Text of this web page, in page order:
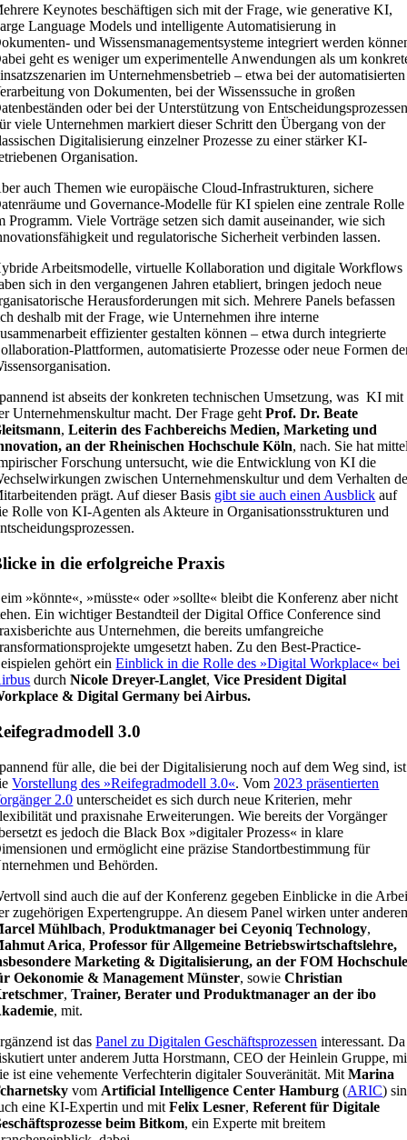
Keynotes beschäftigen sich mit der Frage, wie generative KI,
Language Models und intelligente Automatisierung in
und Wissensmanagementsysteme integriert werden
geht es weniger um experimentelle Anwendungen als um
im Unternehmensbetrieb – etwa bei der automatisierten
von Dokumenten, bei der Wissenssuche in großen
oder bei der Unterstützung von
viele Unternehmen markiert dieser Schritt den Übergang von der
Digitalisierung einzelner Prozesse zu einer stärker KI-
Organisation.
auch Themen wie europäische Cloud-Infrastrukturen, sichere
und Governance-Modelle für KI spielen eine zentrale Rolle
Programm. Viele Vorträge setzen sich damit auseinander, wie sich
und regulatorische Sicherheit verbinden lassen.
Arbeitsmodelle, virtuelle Kollaboration und digitale Workflows
sich in den vergangenen Jahren etabliert, bringen jedoch neue
Herausforderungen mit sich. Mehrere Panels befassen
deshalb mit der Frage, wie Unternehmen ihre interne
effizienter gestalten können – etwa durch integrierte
Plattformen, automatisierte Prozesse oder neue Formen
ist abseits der konkreten technischen Umsetzung, was KI mit
Unternehmenskultur macht. Der Frage gehtProf. Dr. Beate
,Leiterin des Fachbereichs Medien, Marketing und
an der Rheinischen Hochschule Köln, nach. Sie hat
Forschung untersucht, wie die Entwicklung von KI die
zwischen Unternehmenskultur und dem Verhalten
prägt. Auf dieser Basis gibt sie auch einen Ausblick auf
Rolle von KI-Agenten als Akteure in Organisationsstrukturen und
in die erfolgreiche Praxis
»könnte«, »müsste« oder »sollte« bleibt die Konferenz aber nicht
Ein wichtiger Bestandteil der Digital Office Conference sind
aus Unternehmen, die bereits umfangreiche
umgesetzt haben. Zu den Best-Practice-
gehört einEinblick in die Rolle des »Digital Workplace« bei
durchNicole Dreyer-Langlet,Vice President Digital
& Digital Germany bei Airbus.
3.0
für alle, die bei der Digitalisierung noch auf dem Weg sind, ist
Vorstellung des »Reifegradmodell 3.0«. Vom 2023 präsentierten
2.0 unterscheidet es sich durch neue Kriterien, mehr
und praxisnahe Erweiterungen. Wie bereits der Vorgänger
es jedoch die Black Box »digitaler Prozess« in klare
und ermöglicht eine präzise Standortbestimmung für
und Behörden.
sind auch die auf der Konferenz gegeben Einblicke in die
zugehörigen Expertengruppe. An diesem Panel wirken unter
Mühlbach,Produktmanager bei Ceyoniq Technology,
Arica,Professor für Allgemeine Betriebswirtschaftslehre,
Marketing & Digitalisierung, an der FOM
Oekonomie & Management Münster, sowieChristian
,Trainer, Berater und Produktmanager an der ibo
, mit.
ist dasPanel zu Digitalen Geschäftsprozessen interessant. Da
unter anderem Jutta Horstmann, CEO der Heinlein Gruppe,
ist eine vehemente Verfechterin digitaler Souveränität. MitMarina
vom Artificial Intelligence Center Hamburg (ARIC)
eine KI-Expertin und mitFelix Lesner, Referent für Digitale
beim Bitkom, ein Experte mit breitem